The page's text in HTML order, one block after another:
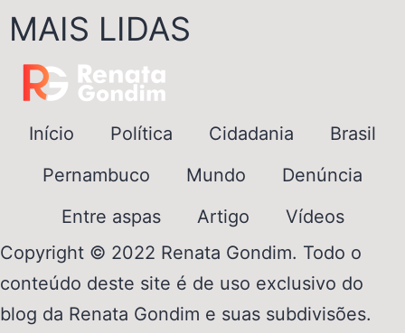
MAIS LIDAS
Início Política Cidadania
Brasil
Pernambuco
Mundo
Denúncia
Entre aspas
Artigo
Vídeos
Copyright © 2022 Renata Gondim. Todo o
conteúdo deste site é de uso exclusivo do
blog da Renata Gondim e suas subdivisões.